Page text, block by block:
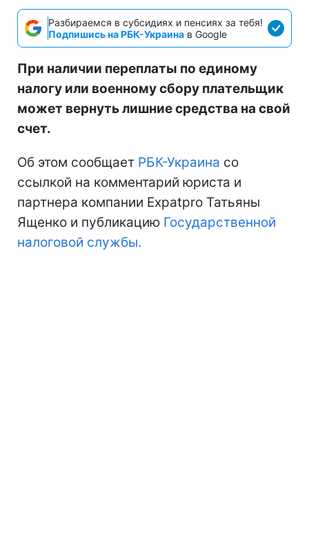
Разбираемся в субсидиях и пенсиях за тебя!
Подпишись на РБК-Украина в Google
При наличии переплаты по единому
налогу или военному сбору плательщик
может вернуть лишние средства на свой
счет.
Об этом сообщает РБК-Украина со
ссылкой на комментарий юриста и
партнера компании Expatpro Татьяны
Ященко и публикацию Государственной
налоговой службы.